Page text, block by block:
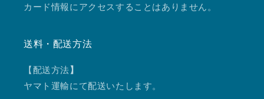
カード情報にアクセスすることはありません。
送料・配送方法
【配送方法】
ヤマト運輸にて配送いたします。